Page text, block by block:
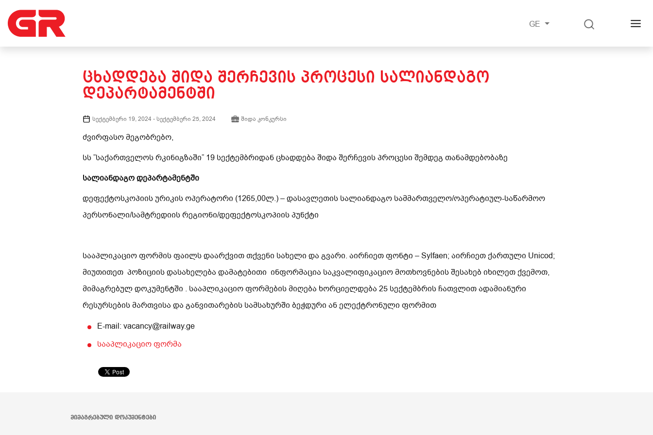
GE
ᲪᲮᲐᲓᲓᲔᲑᲐ ᲨᲘᲓᲐ ᲨᲔᲠᲩᲔᲕᲘᲡ ᲞᲠᲝᲪᲔᲡᲘ ᲡᲐᲚᲘᲐᲜᲓᲐᲒᲝ
ᲓᲔᲞᲐᲠᲢᲐᲛᲔᲜᲢᲨᲘ
სექტემბერი 19, 2024 -სექტემბერი 25, 2024 შიდა კონკურსი
ძვირფასო მეგობრებო,
სს ”საქართველოს რკინიგზაში” 19 სექტემბრიდან ცხადდება შიდა შერჩევის პროცესი შემდეგ თანამდებობაზე
სალიანდაგო დეპარტამენტში
დეფექტოსკოპიის ურიკის ოპერატორი (1265,00ლ.) – დასავლეთის სალიანდაგო სამმართველო/ოპერატიულ-საწარმოო
პერსონალი/სამტრედიის რეგიონი/დეფექტოსკოპიის პუნქტი
სააპლიკაციო ფორმის ფაილს დაარქვით თქვენი სახელი და გვარი. აირჩიეთ ფონტი – Sylfaen; აირჩიეთ ქართული Unicod;
მიუთითეთ პოზიციის დასახელება დამატებითი ინფორმაცია საკვალიფიკაციო მოთხოვნების შესახებ იხილეთ ქვემოთ,
მიმაგრებულ დოკუმენტში . სააპლიკაციო ფორმების მიღება ხორციელდება 25 სექტემბრის ჩათვლით ადამიანური
რესურსების მართვისა და განვითარების სამსახურში ბეჭდური ან ელექტრონული ფორმით
E-mail: vacancy@railway.ge
სააპლიკაციო ფორმა
ᲛᲘᲛᲐᲒᲠᲔᲑᲣᲚᲘ ᲓᲝᲙᲣᲛᲔᲜᲢᲔᲑᲘ